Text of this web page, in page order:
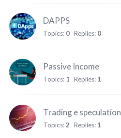
DAPPS
Topics: 0 Replies: 0
Passive Income
Topics: 1 Replies: 1
Trading e speculation
Topics:2 Replies: 1